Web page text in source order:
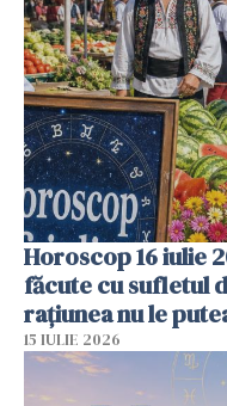
Horoscop 16 iulie
făcute cu sufletul
rațiunea nu le
15 IULIE 2026